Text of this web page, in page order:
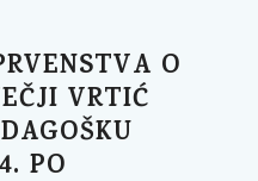
O
VRTIĆ
PO